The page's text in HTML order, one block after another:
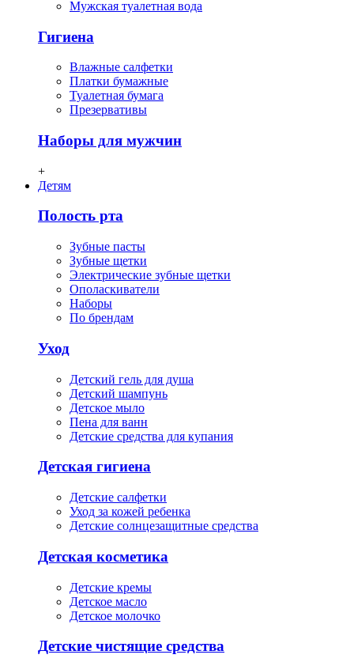
Мужская туалетная вода
Гигиена
Влажные салфетки
Платки бумажные
Туалетная бумага
Презервативы
Наборы для мужчин
+
Детям
Полость рта
Зубные пасты
Зубные щетки
Электрические зубные щетки
Ополаскиватели
Наборы
По брендам
Уход
Детский гель для душа
Детский шампунь
Детское мыло
Пена для ванн
Детские средства для купания
Детская гигиена
Детские салфетки
Уход за кожей ребенка
Детские солнцезащитные средства
Детская косметика
Детские кремы
Детское масло
Детское молочко
Детские чистящие средства